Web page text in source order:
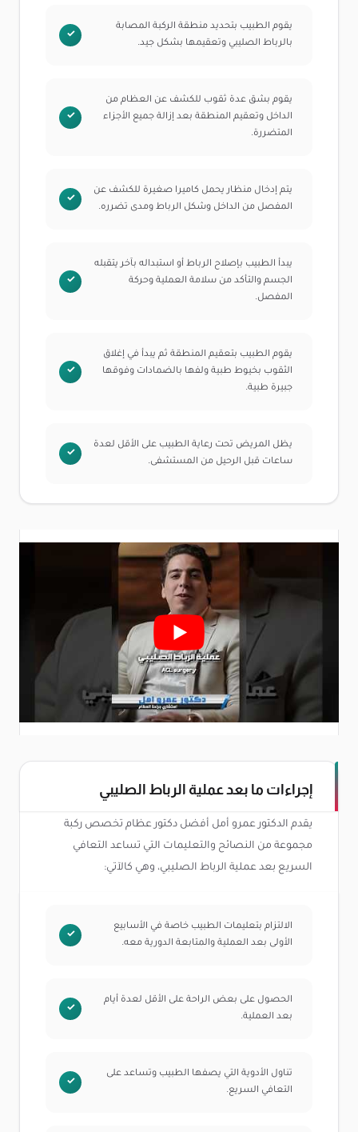
يقوم الطبيب بتحديد منطقة الركبة المصابة
بالرباط الصليبي وتعقيمها بشكل جيد.
يقوم بشق عدة ثقوب للكشف عن العظام من
الداخل وتعقيم المنطقة بعد إزالة جميع الأجزاء
المتضررة.
يتم إدخال منظار يحمل كاميرا صغيرة للكشف عن
المفصل من الداخل وشكل الرباط ومدى تضرره.
يبدأ الطبيب بإصلاح الرباط أو استبداله بآخر يتقبله
الجسم والتأكد من سلامة العملية وحركة
المفصل.
يقوم الطبيب بتعقيم المنطقة ثم يبدأ في إغلاق
الثقوب بخيوط طبية ولفها بالضمادات وفوقها
جبيرة طبية.
يظل المريض تحت رعاية الطبيب على الأقل لعدة
ساعات قبل الرحيل من المستشفى.
إجراءات ما بعد عملية الرباط الصليبي
يقدم الدكتور عمرو أمل أفضل دكتور عظام تخصص ركبة
مجموعة من النصائح والتعليمات التي تساعد التعافي
السريع بعد عملية الرباط الصليبي، وهي كالآتي:
الالتزام بتعليمات الطبيب خاصة في الأسابيع
الأولى بعد العملية والمتابعة الدورية معه.
الحصول على بعض الراحة على الأقل لعدة أيام
بعد العملية.
تناول الأدوية التي يصفها الطبيب وتساعد على
التعافي السريع.